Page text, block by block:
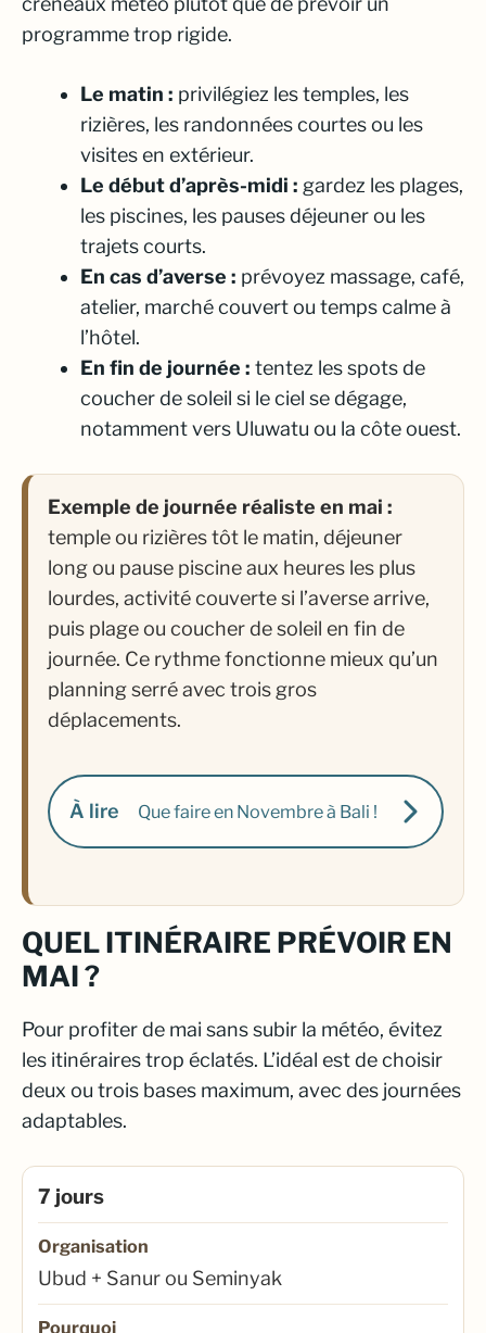
programme trop rigide.
Le matin : privilégiez les temples, les
rizières, les randonnées courtes ou les
visites en extérieur.
Le début d’après-midi : gardez les plages,
les piscines, les pauses déjeuner ou les
trajets courts.
En cas d’averse : prévoyez massage, café,
atelier, marché couvert ou temps calme à
l’hôtel.
En fin de journée : tentez les spots de
coucher de soleil si le ciel se dégage,
notamment vers Uluwatu ou la côte ouest.
Exemple de journée réaliste en mai :
temple ou rizières tôt le matin, déjeuner
long ou pause piscine aux heures les plus
lourdes, activité couverte si l’averse arrive,
puis plage ou coucher de soleil en fin de
journée. Ce rythme fonctionne mieux qu’un
planning serré avec trois gros
déplacements.
À lire Que faire en Novembre à Bali !
QUEL ITINÉRAIRE PRÉVOIR EN
MAI ?
Pour profiter de mai sans subir la météo, évitez
les itinéraires trop éclatés. L’idéal est de choisir
deux ou trois bases maximum, avec des journées
adaptables.
7 jours
Organisation
Ubud + Sanur ou Seminyak
Pourquoi